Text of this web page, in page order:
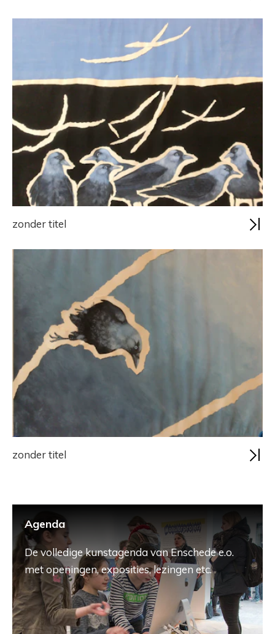
zonder titel
zonder titel
Agenda
De volledige kunstagenda van Enschede e.o.
met openingen, exposities, lezingen etc.